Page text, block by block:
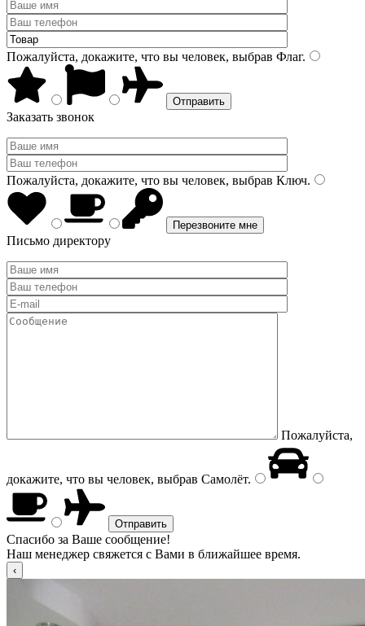
Пожалуйста, докажите, что вы человек, выбрав Флаг.
Заказать звонок
Пожалуйста, докажите, что вы человек, выбрав Ключ.
Письмо директору
Пожалуйста,
докажите, что вы человек, выбрав Самолёт.
Спасибо за Ваше сообщение!
Наш менеджер свяжется с Вами в ближайшее время.